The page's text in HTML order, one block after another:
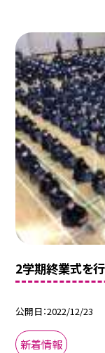
2学期終業式を
公開日 2022/12/23
新着情報